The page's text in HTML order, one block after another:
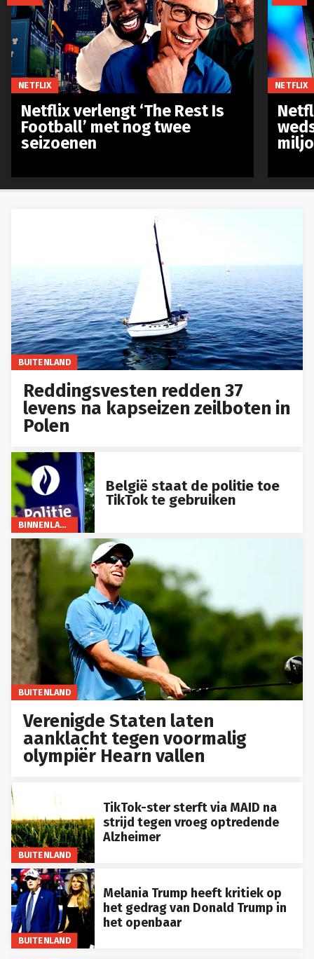
BUITENLAND
Reddingsvesten redden 37
levens na kapseizen zeilboten in
Polen
BINNENLAND
België staat de politie toe
TikTok te gebruiken
BUITENLAND
Verenigde Staten laten
aanklacht tegen voormalig
olympiër Hearn vallen
BUITENLAND
TikTok-ster sterft via MAID na
strijd tegen vroeg optredende
Alzheimer
BUITENLAND
Melania Trump heeft kritiek op
het gedrag van Donald Trump in
het openbaar
NETFLIX
Netflix verlengt ‘The Rest Is
Football’ met nog twee
seizoenen
NETFLIX